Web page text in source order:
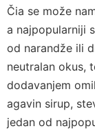
Čia se može
a najpopularniji
od narandže ili
neutralan okus,
dodavanjem
agavin sirup,
jedan od